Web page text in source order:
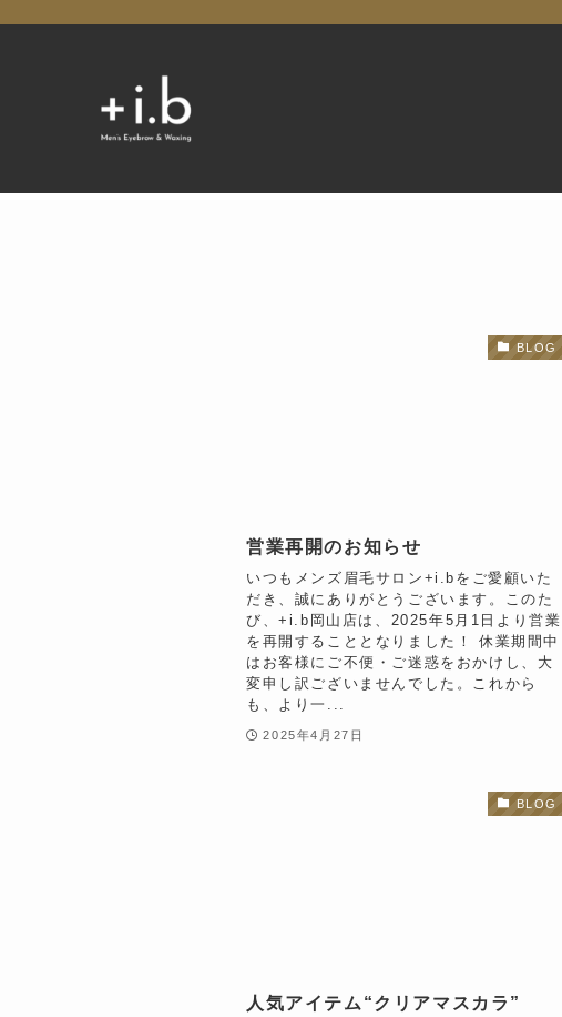
BLOG
営業再開のお知らせ
いつもメンズ眉毛サロン+i.bをご愛顧いた
だき、誠にありがとうございます。このた
び、+i.b岡山店は、2025年5月1日より営業
を再開することとなりました！ 休業期間中
はお客様にご不便・ご迷惑をおかけし、大
変申し訳ございませんでした。これから
も、より一...
2025年4月27日
BLOG
人気アイテム“クリアマスカラ”